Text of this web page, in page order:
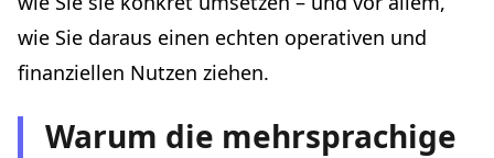
Schritt 3 – Drucken und platzieren Sie Ihre QR-Codes
Schritt 4 – Schulen Sie Ihr Team
Erweiterte Funktionen, die den Unterschied machen
wie Sie daraus einen echten operativen und
finanziellen Nutzen ziehen.
Warum die mehrsprachige